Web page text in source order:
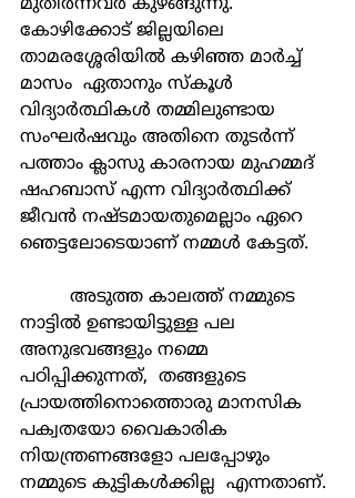
മുതിര്‍ന്നവര്‍ കുഴങ്ങുന്നു.
കോഴിക്കോട് ജില്ലയിലെ
താമരശ്ശേരിയില്‍ കഴിഞ്ഞ മാര്‍ച്ച്
മാസം  ഏതാനും സ്കൂള്‍
വിദ്യാര്‍ത്ഥികള്‍ തമ്മിലുണ്ടായ
സംഘര്‍ഷവും അതിനെ തുടര്‍ന്ന്
പത്താം ക്ലാസു കാരനായ മുഹമ്മദ്
ഷഹബാസ് എന്ന വിദ്യാര്‍ത്ഥിക്ക്
ജീവന്‍ നഷ്ടമായതുമെല്ലാം ഏറെ
ഞെട്ടലോടെയാണ് നമ്മള്‍ കേട്ടത്.
നാട്ടില്‍ ഉണ്ടായിട്ടുള്ള പല
അനുഭവങ്ങളും നമ്മെ
പഠിപ്പിക്കുന്നത്,  തങ്ങളുടെ
പ്രായത്തിനൊത്തൊരു മാനസിക
പക്വതയോ വൈകാരിക
നിയന്ത്രണങ്ങളോ പലപ്പോഴും
നമ്മുടെ കുട്ടികള്‍ക്കില്ല  എന്നതാണ്.